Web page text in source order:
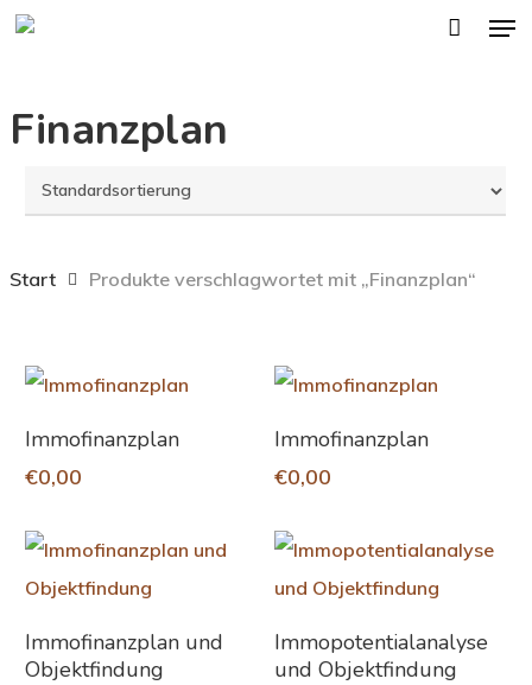
Skip
content
Finanzplan
Start Produkte verschlagwortet mit „Finanzplan“
In Den Warenkorb
Immofinanzplan
€0,00
In Den Warenkorb
Immofinanzplan
€0,00
In Den Warenkorb
Immofinanzplan und
Objektfindung
In Den Warenkorb
Immopotentialanalyse
und Objektfindung